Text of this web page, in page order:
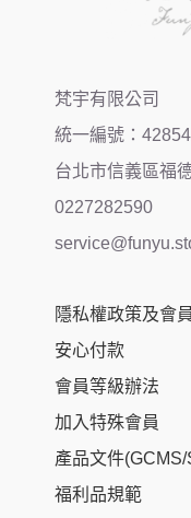
梵宇有限公司
統一編號：
台北市信義區福
0227282590
隱私權政策及會
安心付款
會員等級辦法
加入特殊會員
產品文件
福利品規範